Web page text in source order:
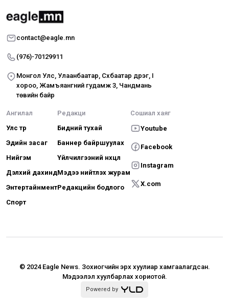
contact@eagle.mn
(976)-70129911
Монгол Улс, Улаанбаатар, Сүхбаатар дүүрэг, I
хороо, Жамъяангүний гудамж 3, Чандмань
төвийн байр
Ангилал
Улс төр
Эдийн засаг
Нийгэм
Дэлхий дахинд
Энтертайнмент
Спорт
Редакци
Бидний тухай
Баннер байршуулах
Үйлчилгээний нөхцөл
Мэдээ нийтлэх журам
Редакцийн бодлого
Сошиал хаяг
Youtube
Facebook
Instagram
X.com
© 2024 Eagle News. Зохиогчийн эрх хуулиар хамгаалагдсан.
Мэдээлэл хуулбарлах хориотой.
Powered by